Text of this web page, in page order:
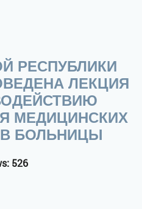
РЕСПУБЛИКИ
ЛЕКЦИЯ
МЕДИЦИНСКИХ
БОЛЬНИЦЫ
526